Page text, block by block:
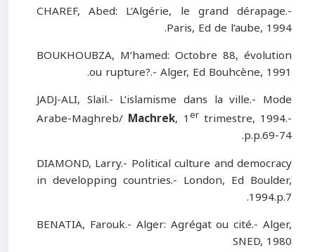
CHAREF, Abed: L’Algérie, le grand dérapage.-
Paris, Ed de l’aube, 1994.
BOUKHOUBZA, M’hamed: Octobre 88, évolution
ou rupture?.- Alger, Ed Bouhcène, 1991.
JADJ-ALI, Slail.- L’islamisme dans la ville.- Mode
Arabe-Maghreb/ Machrek, 1ertrimestre, 1994.-
p.p.69-74.
DIAMOND, Larry.- Political culture and democracy
in developping countries.- London, Ed Boulder,
1994.p.7.
BENATIA, Farouk.- Alger: Agrégat ou cité.- Alger,
SNED, 1980